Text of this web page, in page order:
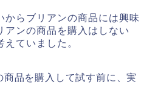
からブリアンの商品には興味
アンの商品を購入はしない
ていました。
品を購入して試す前に、実